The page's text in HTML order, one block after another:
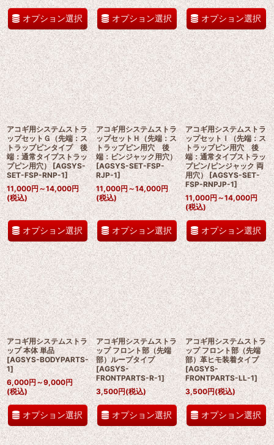
オプション選択 オプション選択 オプション選択
アコギ用システムストラ
ップセットＧ（先端：ス
トラップピンタイプ 後
端：通常タイプストラッ
プピン用穴） [AGSYS-
SET-FSP-RNP-1]
11,000円～14,000円
(税込)
オプション選択
アコギ用システムストラ
ップセットＨ（先端：ス
トラップピン用穴 後
端：ピンジャック用穴）
[AGSYS-SET-FSP-
RJP-1]
11,000円～14,000円
(税込)
オプション選択
アコギ用システムストラ
ップセットＩ（先端：ス
トラップピン用穴 後
端：通常タイプストラッ
プピン/ピンジャック 両
用穴） [AGSYS-SET-
FSP-RNPJP-1]
11,000円～14,000円
(税込)
オプション選択
アコギ用システムストラ
ップ 本体 単品
[AGSYS-BODYPARTS-
1]
6,000円～9,000円
(税込)
オプション選択
アコギ用システムストラ
ップ フロント部（先端
部）ループタイプ
[AGSYS-
FRONTPARTS-R-1]
3,500円(税込)
オプション選択
アコギ用システムストラ
ップ フロント部（先端
部）革ヒモ装着タイプ
[AGSYS-
FRONTPARTS-LL-1]
3,500円(税込)
オプション選択